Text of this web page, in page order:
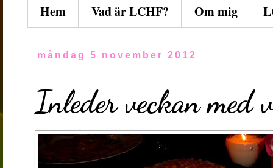
Hem Vad är LCHF? Om mig
måndag 5 november 2012
Inleder veckan med